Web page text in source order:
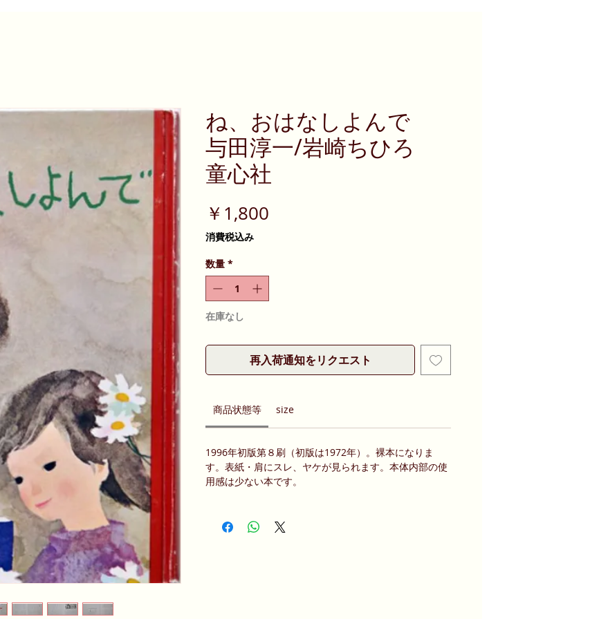
ね、おはなしよんで
与田淳一/岩崎ちひろ
童心社
￥1,800
消費税込み
数量 *
在庫なし
再入荷通知をリクエスト
商品状態等 size
1996年初版第８刷（初版は1972年）。裸本になりま
す。表紙・肩にスレ、ヤケが見られます。本体内部の使
用感は少ない本です。